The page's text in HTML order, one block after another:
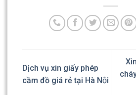
Dịch vụ xin giấy phép
cầm đồ giá rẻ tại Hà Nội